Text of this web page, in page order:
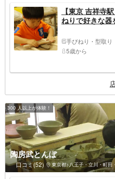
【東京 吉祥寺
ねりで好きな器
手びねり・型取り
5歳から
300 人以上が体験！
陶房武とんぼ
口コミ(52) 東京都>八王子・立川・町田